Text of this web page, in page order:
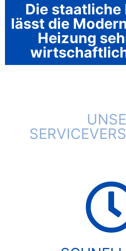
Die staatliche
lässt die
Heizung